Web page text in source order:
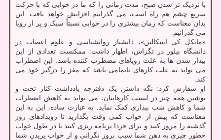
با نزدیک تر شدن صبح، مدت زمانی را که ما در خوابی که با حرکت
سریع چشم هم راه است، می گذرانیم افزایش خواهد یافت. این
بدان معناست که زمان بیشتری را در خوابی نسبتاً سبک و پر از رویا
می گذرانیم.
«مایکل کی اسکالین»، دانشیار روانشناسی و علوم اعصاب در
دانشگاه بیلور در تگزاس، اظهار داشت: ممکنست تعدادی از این
بیدار شدن ها به علت رویاهای مضطرب کننده باشد. این اضطراب
می تواند به علت کارهای ناتمامی باشد که مغز را درگیر خود می
کند.
او سفارش کرد: نگه داشتن یک دفترچه یادداشت کنار تخت و
نوشتن همه چیز در لیست کارهایتان، می تواند به کاهش اضطراب
شما و کاهش شب بیداری کمک نماید. به عبارت ساده، این به این
معناست که پیش از خواب کمی وقت بگذارید تا رویدادهای روز
گذشته را مرور کنید و برای فردا برنامه ریزی کنید تا در طول خواب
خطور چیزی به ذهن شما سبب بروز نگرانی و از خواب پریدن شما